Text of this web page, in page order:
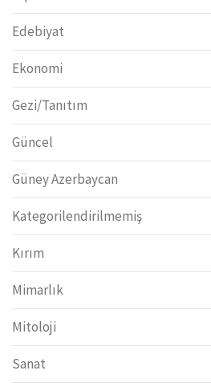
Edebiyat
Ekonomi
Gezi/Tanıtım
Güncel
Güney Azerbaycan
Kategorilendirilmemiş
Kırım
Mimarlık
Mitoloji
Sanat